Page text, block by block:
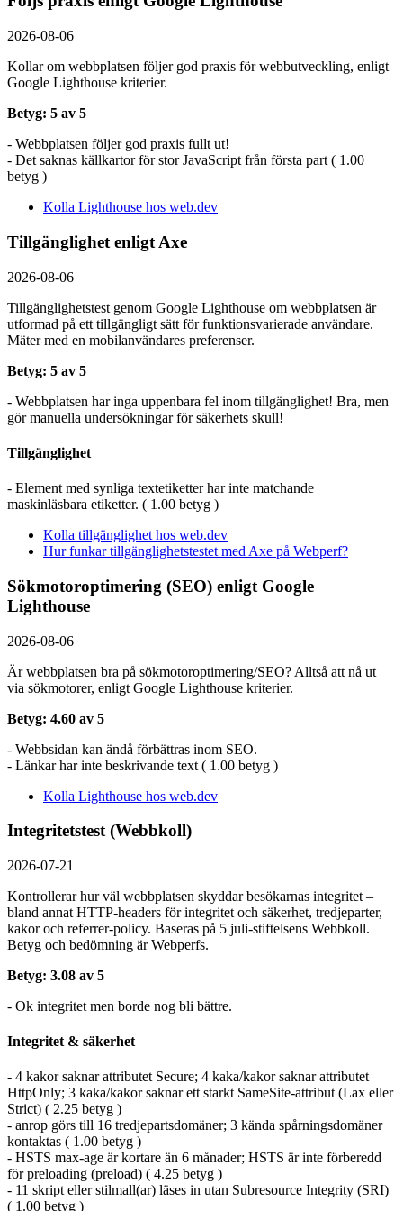
2026-08-06
Kollar om webbplatsen följer god praxis för webbutveckling, enligt
Google Lighthouse kriterier.
Betyg: 5 av 5
- Webbplatsen följer god praxis fullt ut!
- Det saknas källkartor för stor JavaScript från första part ( 1.00
betyg )
Kolla Lighthouse hos web.dev
Tillgänglighet enligt Axe
2026-08-06
Tillgänglighetstest genom Google Lighthouse om webbplatsen är
utformad på ett tillgängligt sätt för funktionsvarierade användare.
Mäter med en mobil­användares preferenser.
Betyg: 5 av 5
- Webbplatsen har inga uppenbara fel inom tillgänglighet! Bra, men
gör manuella undersökningar för säkerhets skull!
Tillgänglighet
- Element med synliga textetiketter har inte matchande
maskinläsbara etiketter. ( 1.00 betyg )
Kolla tillgänglighet hos web.dev
Hur funkar tillgänglighetstestet med Axe på Webperf?
Sökmotoroptimering (SEO) enligt Google
Lighthouse
2026-08-06
Är webbplatsen bra på sökmotoroptimering/SEO? Alltså att nå ut
via sökmotorer, enligt Google Lighthouse kriterier.
Betyg: 4.60 av 5
- Webbsidan kan ändå förbättras inom SEO.
- Länkar har inte beskrivande text ( 1.00 betyg )
Kolla Lighthouse hos web.dev
Integritetstest (Webbkoll)
2026-07-21
Kontrollerar hur väl webbplatsen skyddar besökarnas integritet –
bland annat HTTP-headers för integritet och säkerhet, tredjeparter,
kakor och referrer-policy. Baseras på 5 juli-stiftelsens Webbkoll.
Betyg och bedömning är Webperfs.
Betyg: 3.08 av 5
- Ok integritet men borde nog bli bättre.
Integritet & säkerhet
- 4 kakor saknar attributet Secure; 4 kaka/kakor saknar attributet
HttpOnly; 3 kaka/kakor saknar ett starkt SameSite-attribut (Lax eller
Strict) ( 2.25 betyg )
- anrop görs till 16 tredjepartsdomäner; 3 kända spårningsdomäner
kontaktas ( 1.00 betyg )
- HSTS max-age är kortare än 6 månader; HSTS är inte förberedd
för preloading (preload) ( 4.25 betyg )
- 11 skript eller stilmall(ar) läses in utan Subresource Integrity (SRI)
( 1.00 betyg )